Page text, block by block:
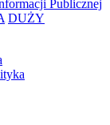
Publicznej
DUŻY